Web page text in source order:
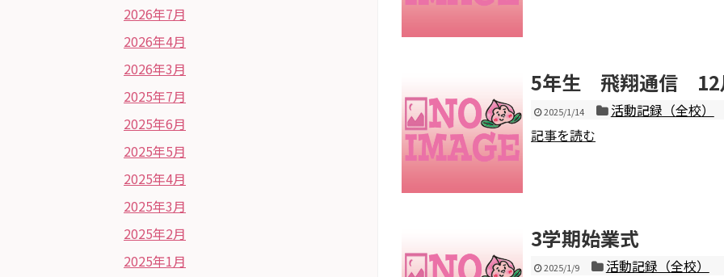
5年生 飛翔通信 12
2025/1/14
活動記録（全校）
記事を読む
3学期始業式
2025/1/9
活動記録（全校）
2026年7月
2026年4月
2026年3月
2025年7月
2025年6月
2025年5月
2025年4月
2025年3月
2025年2月
2025年1月